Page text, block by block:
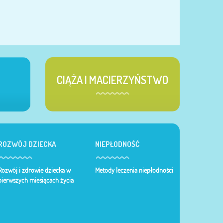
CIĄŻA I MACIERZYŃSTWO
DZIECKA
i zdrowie dziecka w
miesiącach życia
NIEPŁODNOŚĆ
Metody leczenia niepłodności